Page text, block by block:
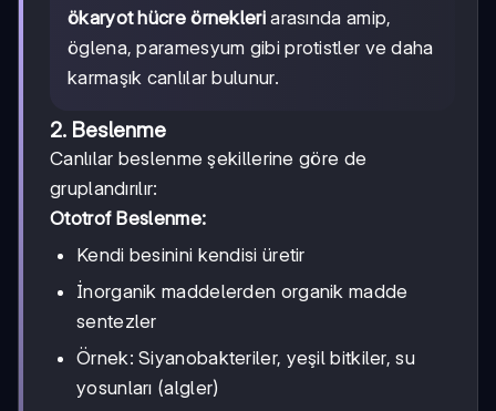
ökaryot hücre örnekleriarasında amip,
öglena, paramesyum gibi protistler ve daha
karmaşık canlılar bulunur.
2. Beslenme
Canlılar beslenme şekillerine göre de
gruplandırılır:
Ototrof Beslenme:
Kendi besinini kendisi üretir
İnorganik maddelerden organik madde
sentezler
Örnek: Siyanobakteriler, yeşil bitkiler, su
yosunları (algler)